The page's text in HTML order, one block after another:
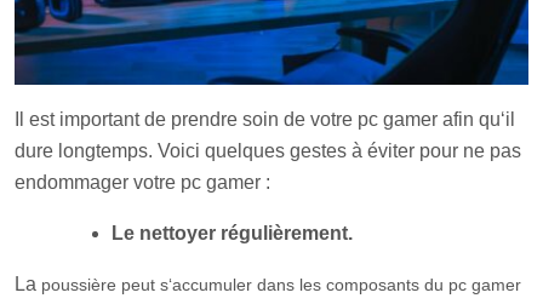
estimportantde prendre soin de votre pc gamer afin qu‘il
dure longtemps. Voici quelques gestes à éviter pour ne pas
endommager votre pc gamer :
Le nettoyer régulièrement.
La poussière peut s‘accumuler dans les composants du pc gamer